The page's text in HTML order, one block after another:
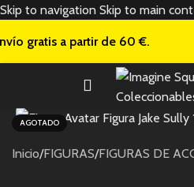
Skip to navigation Skip to main
gratis a partir de 60 €.
AGOTADO
Inicio/FIGURAS/FIGURAS DE